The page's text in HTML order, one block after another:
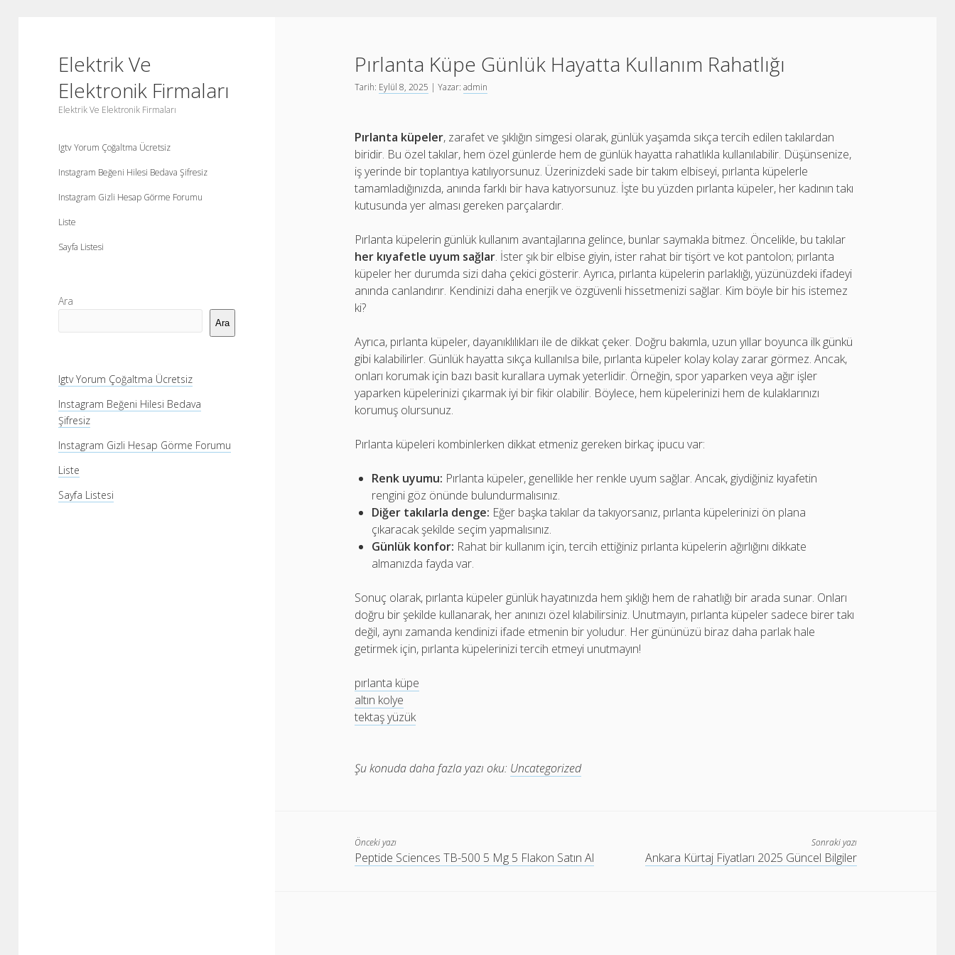
Elektrik Ve
Elektronik Firmaları
Elektrik Ve Elektronik Firmaları
Igtv Yorum Çoğaltma Ücretsiz
Instagram Beğeni Hilesi Bedava Şifresiz
Instagram Gizli Hesap Görme Forumu
Liste
Sayfa Listesi
Yan
Menü
Ara
Ara
Igtv Yorum Çoğaltma Ücretsiz
Instagram Beğeni Hilesi Bedava
Şifresiz
Instagram Gizli Hesap Görme Forumu
Liste
Sayfa Listesi
Pırlanta Küpe Günlük Hayatta Kullanım Rahatlığı
Tarih: Eylül 8, 2025 | Yazar:admin
Pırlanta küpeler, zarafet ve şıklığın simgesi olarak, günlük yaşamda sıkça tercih edilen takılardan
biridir. Bu özel takılar, hem özel günlerde hem de günlük hayatta rahatlıkla kullanılabilir. Düşünsenize,
iş yerinde bir toplantıya katılıyorsunuz. Üzerinizdeki sade bir takım elbiseyi, pırlanta küpelerle
tamamladığınızda, anında farklı bir hava katıyorsunuz. İşte bu yüzden pırlanta küpeler, her kadının takı
kutusunda yer alması gereken parçalardır.
Pırlanta küpelerin günlük kullanım avantajlarına gelince, bunlar saymakla bitmez. Öncelikle, bu takılar
her kıyafetle uyum sağlar. İster şık bir elbise giyin, ister rahat bir tişört ve kot pantolon; pırlanta
küpeler her durumda sizi daha çekici gösterir. Ayrıca, pırlanta küpelerin parlaklığı, yüzünüzdeki ifadeyi
anında canlandırır. Kendinizi daha enerjik ve özgüvenli hissetmenizi sağlar. Kim böyle bir his istemez
ki?
Ayrıca, pırlanta küpeler, dayanıklılıkları ile de dikkat çeker. Doğru bakımla, uzun yıllar boyunca ilk günkü
gibi kalabilirler. Günlük hayatta sıkça kullanılsa bile, pırlanta küpeler kolay kolay zarar görmez. Ancak,
onları korumak için bazı basit kurallara uymak yeterlidir. Örneğin, spor yaparken veya ağır işler
yaparken küpelerinizi çıkarmak iyi bir fikir olabilir. Böylece, hem küpelerinizi hem de kulaklarınızı
korumuş olursunuz.
Pırlanta küpeleri kombinlerken dikkat etmeniz gereken birkaç ipucu var:
Renk uyumu: Pırlanta küpeler, genellikle her renkle uyum sağlar. Ancak, giydiğiniz kıyafetin
rengini göz önünde bulundurmalısınız.
Diğer takılarla denge: Eğer başka takılar da takıyorsanız, pırlanta küpelerinizi ön plana
çıkaracak şekilde seçim yapmalısınız.
Günlük konfor: Rahat bir kullanım için, tercih ettiğiniz pırlanta küpelerin ağırlığını dikkate
almanızda fayda var.
Sonuç olarak, pırlanta küpeler günlük hayatınızda hem şıklığı hem de rahatlığı bir arada sunar. Onları
doğru bir şekilde kullanarak, her anınızı özel kılabilirsiniz. Unutmayın, pırlanta küpeler sadece birer takı
değil, aynı zamanda kendinizi ifade etmenin bir yoludur. Her gününüzü biraz daha parlak hale
getirmek için, pırlanta küpelerinizi tercih etmeyi unutmayın!
pırlanta küpe
altın kolye
tektaş yüzük
Şu konuda daha fazla yazı oku: Uncategorized
Önceki yazı
Peptide Sciences TB-500 5 Mg 5 Flakon Satın Al
Sonraki yazı
Ankara Kürtaj Fiyatları 2025 Güncel Bilgiler